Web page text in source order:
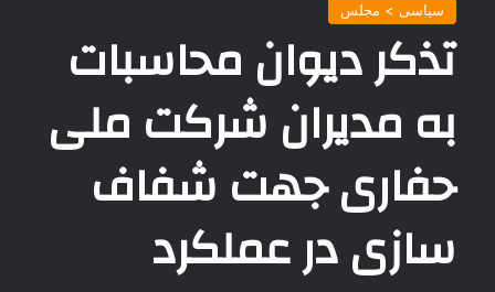
سیاسی > مجلس
تذکر دیوان محاسبات
به مدیران شرکت ملی
حفاری جهت شفاف
سازی در عملکرد